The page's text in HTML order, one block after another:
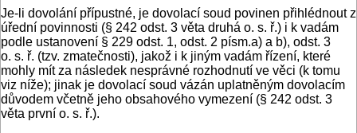
Je-li dovolání přípustné, je dovolací soud povinen přihlédnout z
úřední povinnosti (§ 242 odst. 3 věta druhá o. s. ř.) i k vadám
podle ustanovení § 229 odst. 1, odst. 2 písm.a) a b), odst. 3
o. s. ř. (tzv. zmatečnosti), jakož i k jiným vadám řízení, které
mohly mít za následek nesprávné rozhodnutí ve věci (k tomu
viz níže); jinak je dovolací soud vázán uplatněným dovolacím
důvodem včetně jeho obsahového vymezení (§ 242 odst. 3
věta první o. s. ř.).